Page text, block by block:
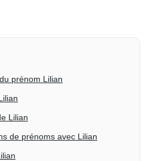
prénom Lilian
Lilian
de prénoms avec Lilian